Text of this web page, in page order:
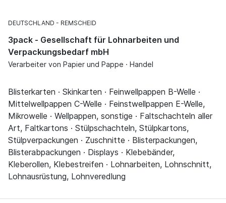
DEUTSCHLAND REMSCHEID
3pack - Gesellschaft für Lohnarbeiten und
Verpackungsbedarf mbH
Verarbeiter von Papier und Pappe · Handel
Blisterkarten · Skinkarten · Feinwellpappen B-Welle ·
Mittelwellpappen C-Welle · Feinstwellpappen E-Welle,
Mikrowelle · Wellpappen, sonstige · Faltschachteln aller
Art, Faltkartons · Stülpschachteln, Stülpkartons,
Stülpverpackungen · Zuschnitte · Blisterpackungen,
Blisterabpackungen · Displays · Klebebänder,
Kleberollen, Klebestreifen · Lohnarbeiten, Lohnschnitt,
Lohnausrüstung, Lohnveredlung